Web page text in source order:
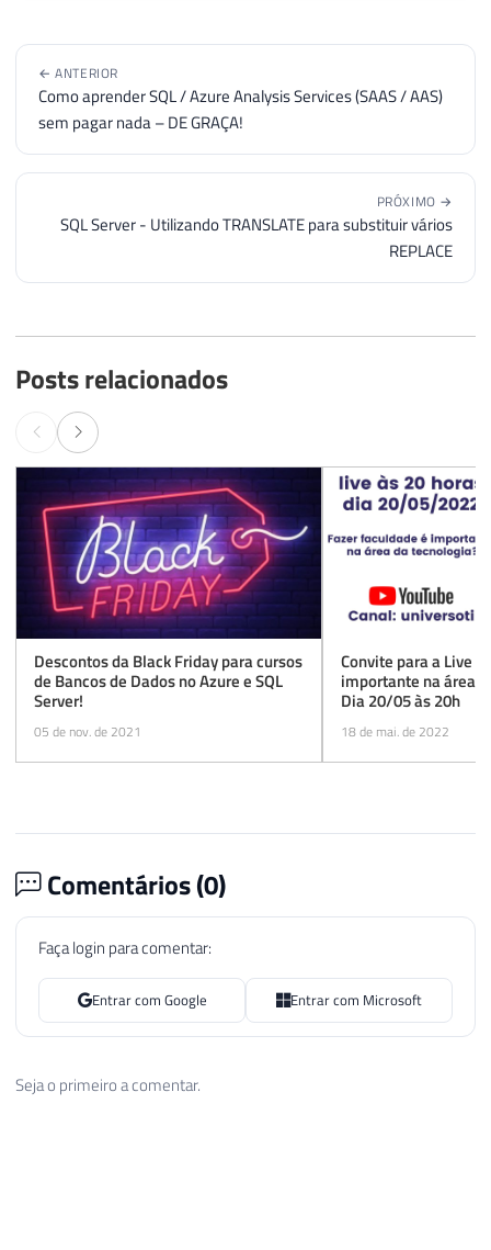
← ANTERIOR
Como aprender SQL / Azure Analysis Services (SAAS / AAS)
sem pagar nada – DE GRAÇA!
PRÓXIMO →
SQL Server - Utilizando TRANSLATE para substituir vários
REPLACE
Posts relacionados
Descontos da Black Friday para cursos
de Bancos de Dados no Azure e SQL
Server!
05 de nov. de 2021
Convite para a Live
importante na área
Dia 20/05 às 20h
18 de mai. de 2022
Comentários (0)
Faça login para comentar:
Entrar com Google Entrar com Microsoft
Seja o primeiro a comentar.